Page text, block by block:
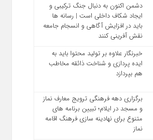
دشمن اکنون به دنبال جنگ ترکیبی و
ایجاد شکاف داخلی است | رسانه‌ ها
باید در افزایش آگاهی و انسجام جامعه
نقش‌ آفرینی کنند
خبرنگار علاوه بر تولید محتوا باید به
ایده‌ پردازی و شناخت ذائقه مخاطب
هم بپردازد
برگزاری دهه فرهنگی ترویج معارف نماز
و مسجد در ایلام؛ تبیین برنامه‌ های
متنوع برای نهادینه‌ سازی فرهنگ اقامه
نماز